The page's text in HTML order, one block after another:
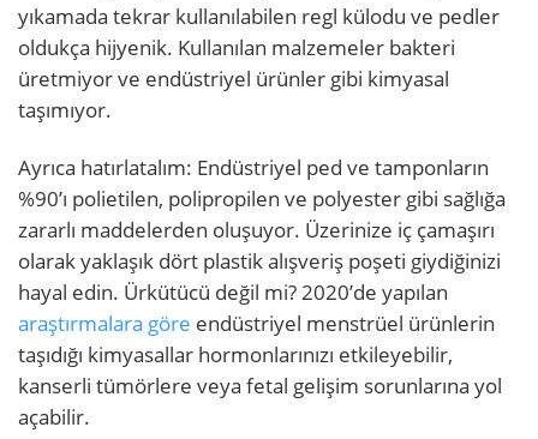
yıkamada tekrar kullanılabilen regl külodu ve pedler
oldukça hijyenik. Kullanılan malzemeler bakteri
üretmiyor ve endüstriyel ürünler gibi kimyasal
taşımıyor.
Ayrıca hatırlatalım: Endüstriyel ped ve tamponların
%90’ı polietilen, polipropilen ve polyester gibi sağlığa
zararlı maddelerden oluşuyor. Üzerinize iç çamaşırı
olarak yaklaşık dört plastik alışveriş poşeti giydiğinizi
hayal edin. Ürkütücü değil mi? 2020’de yapılan
araştırmalara göre endüstriyel menstrüel ürünlerin
taşıdığı kimyasallar hormonlarınızı etkileyebilir,
kanserli tümörlere veya fetal gelişim sorunlarına yol
açabilir.